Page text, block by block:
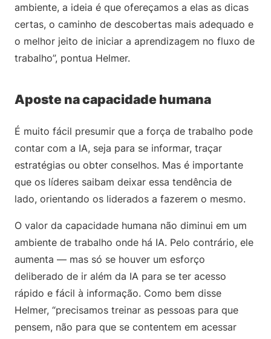
ambiente, a ideia é que ofereçamos a elas as dicas
certas, o caminho de descobertas mais adequado e
o melhor jeito de iniciar a aprendizagem no fluxo de
trabalho”, pontua Helmer.
Aposte na capacidade humana
É muito fácil presumir que a força de trabalho pode
contar com a IA, seja para se informar, traçar
estratégias ou obter conselhos. Mas é importante
que os líderes saibam deixar essa tendência de
lado, orientando os liderados a fazerem o mesmo.
O valor da capacidade humana não diminui em um
ambiente de trabalho onde há IA. Pelo contrário, ele
aumenta ― mas só se houver um esforço
deliberado de ir além da IA para se ter acesso
rápido e fácil à informação. Como bem disse
Helmer, “precisamos treinar as pessoas para que
pensem, não para que se contentem em acessar